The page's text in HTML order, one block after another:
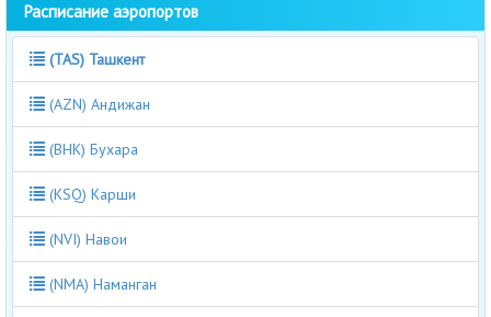
Расписание аэропортов
(TAS) Ташкент
(AZN) Андижан
(BHK) Бухара
(KSQ) Карши
(NVI) Навои
(NMA) Наманган